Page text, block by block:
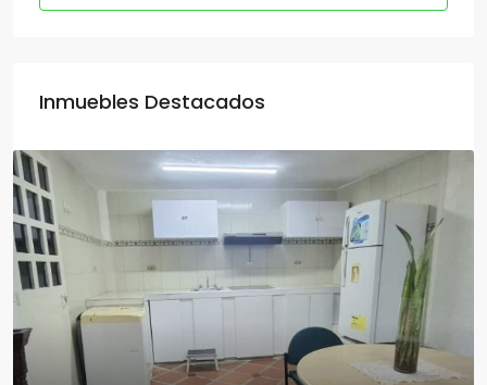
Inmuebles Destacados